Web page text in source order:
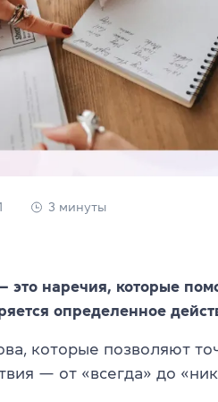
3 минуты
наречия, которые
определенное
которые позволяют
— от «всегда» до